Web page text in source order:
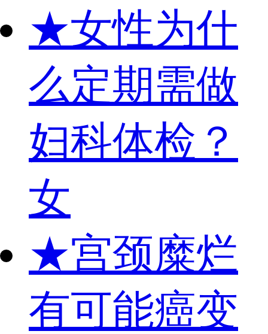
★女性为什
么定期需做
妇科体检？
女
★宫颈糜烂
有可能癌变